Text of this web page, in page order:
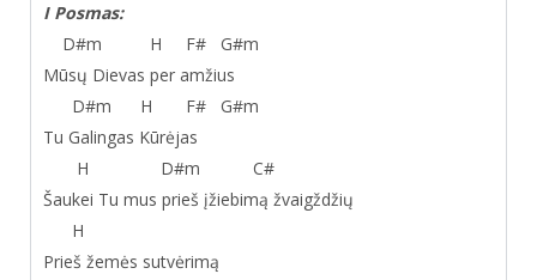
I Posmas:
D#m H F# G#m
Mūsų Dievas per amžius
D#m H F# G#m
Tu Galingas Kūrėjas
H D#m C#
Šaukei Tu mus prieš įžiebimą žvaigždžių
H
Prieš žemės sutvėrimą